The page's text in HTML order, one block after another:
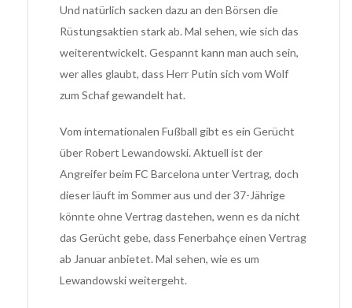
Und natürlich sacken dazu an den Börsen die
Rüstungsaktien stark ab. Mal sehen, wie sich das
weiterentwickelt. Gespannt kann man auch sein,
wer alles glaubt, dass Herr Putin sich vom Wolf
zum Schaf gewandelt hat.
Vom internationalen Fußball gibt es ein Gerücht
über Robert Lewandowski. Aktuell ist der
Angreifer beim FC Barcelona unter Vertrag, doch
dieser läuft im Sommer aus und der 37-Jährige
könnte ohne Vertrag dastehen, wenn es da nicht
das Gerücht gebe, dass Fenerbahçe einen Vertrag
ab Januar anbietet. Mal sehen, wie es um
Lewandowski weitergeht.